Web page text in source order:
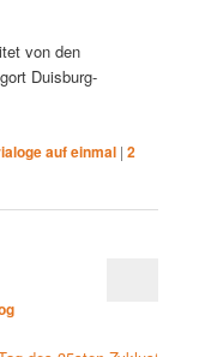
von den
Duisburg-
auf einmal |2